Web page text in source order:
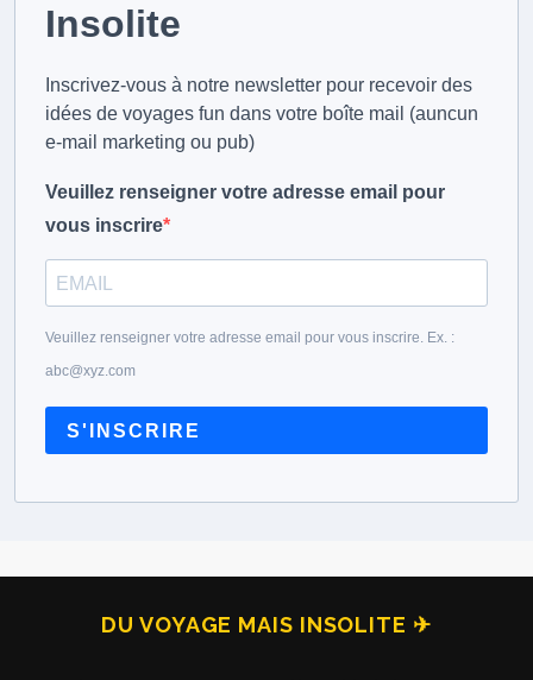
Insolite
Inscrivez-vous à notre newsletter pour recevoir des
idées de voyages fun dans votre boîte mail (auncun
e-mail marketing ou pub)
Veuillez renseigner votre adresse email pour
vous inscrire
Veuillez renseigner votre adresse email pour vous inscrire. Ex. :
abc@xyz.com
S'INSCRIRE
DU VOYAGE MAIS INSOLITE ✈